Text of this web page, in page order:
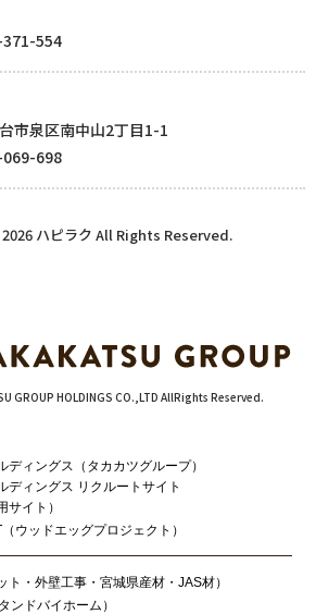
371-554
市泉区南中山2丁目1-1
069-698
ハピラク All Rights Reserved.
GROUP HOLDINGS CO.,LTD AllRights Reserved.
ディングス（タカカツグループ）
ディングス リクルートサイト
サイト）
ウッドエッグプロジェクト）
ト・外壁工事・宮城県産材・JAS材）
ンドバイホーム）